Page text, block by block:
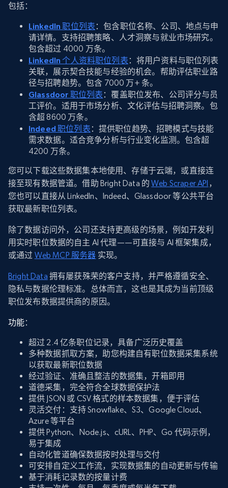
包括：
LinkedIn 职位列表 ：包含职位名称、公司、地点与申
请详情。支持招聘策略、人才洞察与就业市场研究。
包含超过 4000 万条。
LinkedIn 个人资料职位列表 ：将用户资料与职位列表
关联，展示契合技能与经验的机会。帮助评估职业路
径与招聘趋势。包含 7000 万+ 条。
Glassdoor 职位列表 ：覆盖职位发布、公司评分与员
工评价。适用于市场分析、文化评估与招聘洞察。包
含超 8600 万条。
Indeed 职位列表 ：提供职位趋势、招聘模式与技能
需求数据。适合竞争分析与行业变化监测。包含超
4200 万条。
您可以下载这些数据集本地使用、存储于云端，或直接连
接至现有数据管道。借助 Bright Data 的Web Scraper API ，
您也可以直接从 LinkedIn、Indeed、Glassdoor 等公共平台
获取最新职位列表。
除了数据访问外，公司还支持更高级的场景，例如开发利
用实时职位数据的自主 AI 代理——可直接与 AI 框架集成，
或通过 Web MCP 服务器 实现。
Bright Data 拥有屡获殊荣的客户支持，并严格遵循安全、
隐私与数据伦理标准。总体而言，这也是其成为当前顶级
职位发布数据提供商的原因。
功能：
超过 2.4 亿条职位记录，具备广泛历史覆盖
多种数据抓取方案，助您构建自有职位数据采集系统
以获取最新职位数据
经过验证、准确且整洁的数据集，开箱即用
道德采集，完全符合全球数据保护法
提供 JSON 或 CSV 格式的样本数据集，便于评估
灵活交付：支持 Snowflake、S3、Google Cloud、
Azure 等平台
提供 Python、Node.js、cURL、PHP、Go 代码示例，
易于集成
自动化管道确保数据按时处理与交付
可安排自定义工作流，实现数据集的自动更新与传输
基于消耗记录数的按量计费